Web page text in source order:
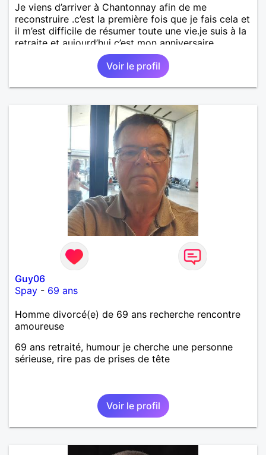
Je viens d’arriver à Chantonnay afin de me
reconstruire .c’est la première fois que je fais cela et
il m’est difficile de résumer toute une vie.je suis à la
retraite et aujourd’hui c’est mon anniversaire
!J’aimerais rencontrer quelqu’un qui partage les
mêmes valeurs qui font de quelqu’un un être humain
Voir le profil
Guy06
Spay - 69 ans
Homme divorcé(e) de 69 ans recherche rencontre
amoureuse
69 ans retraité, humour je cherche une personne
sérieuse, rire pas de prises de tête
Voir le profil